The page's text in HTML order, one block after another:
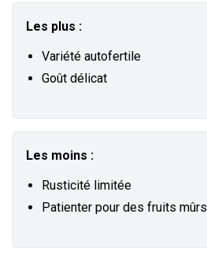
Les plus :
Variété autofertile
Goût délicat
Les moins :
Rusticité limitée
Patienter pour des fruits mûrs